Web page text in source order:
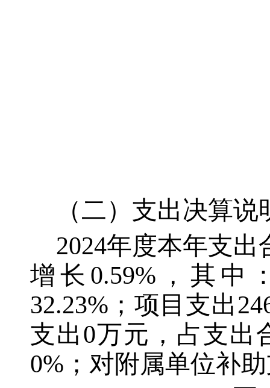
（二）支出决算说
2024年度本年支出
增长0.59%，其中
32.23%；项目支出
支出0万元，占支出
0%；对附属单位补